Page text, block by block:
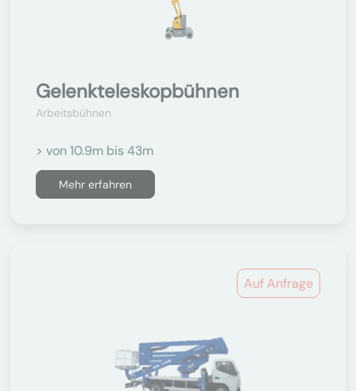
Gelenkteleskopbühnen
Arbeitsbühnen
> von 10.9m bis 43m
Mehr erfahren
Auf Anfrage